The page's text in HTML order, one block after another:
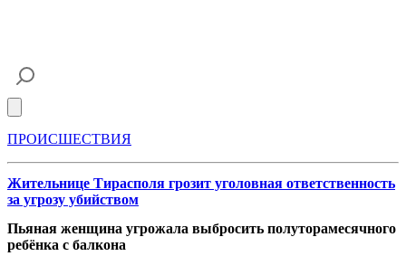
ПРОИСШЕСТВИЯ
Жительнице Тирасполя грозит уголовная ответственность
за угрозу убийством
Пьяная женщина угрожала выбросить полуторамесячного
ребёнка с балкона